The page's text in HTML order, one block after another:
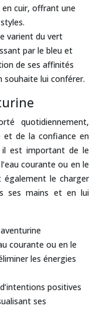
cuir, offrant une
varient du vert
par le bleu et
de ses affinités
souhaite lui conférer.
quotidiennement,
et de la confiance en
il est important de le
courante ou en le
le charger
ses mains et en lui
courante ou en le
les énergies
positives
ses